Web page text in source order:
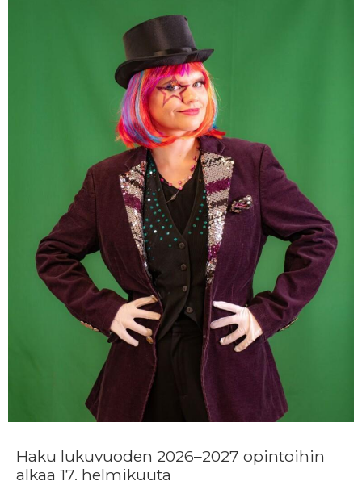
Haku lukuvuoden 2026–2027 opintoihin
alkaa 17. helmikuuta